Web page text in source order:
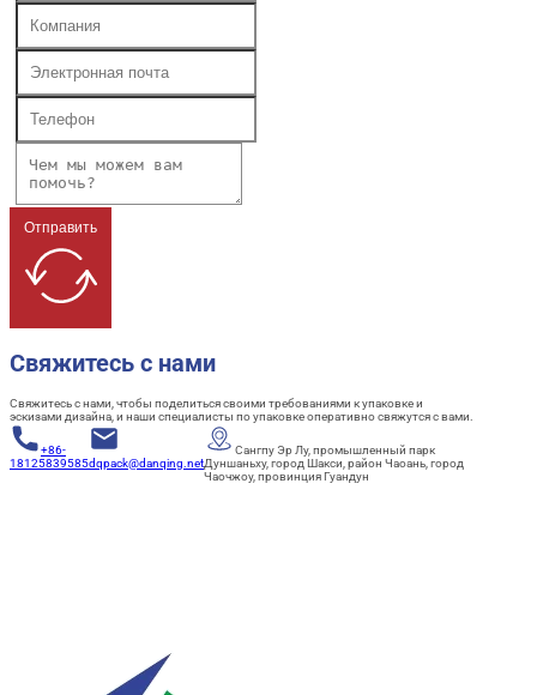
Отправить
Свяжитесь с нами
Свяжитесь с нами, чтобы поделиться своими требованиями к упаковке и
эскизами дизайна, и наши специалисты по упаковке оперативно свяжутся с вами.
+86-
18125839585dqpack@danqing.net
Сангпу Эр Лу, промышленный парк
Дуншаньху, город Шакси, район Чаоань, город
Чаочжоу, провинция Гуандун